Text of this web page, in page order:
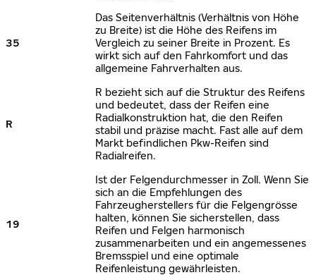
35
Das Seitenverhältnis (Verhältnis von Höhe
zu Breite) ist die Höhe des Reifens im
Vergleich zu seiner Breite in Prozent. Es
wirkt sich auf den Fahrkomfort und das
allgemeine Fahrverhalten aus.
R
R bezieht sich auf die Struktur des Reifens
und bedeutet, dass der Reifen eine
Radialkonstruktion hat, die den Reifen
stabil und präzise macht. Fast alle auf dem
Markt befindlichen Pkw-Reifen sind
Radialreifen.
19
Ist der Felgendurchmesser in Zoll. Wenn Sie
sich an die Empfehlungen des
Fahrzeugherstellers für die Felgengrösse
halten, können Sie sicherstellen, dass
Reifen und Felgen harmonisch
zusammenarbeiten und ein angemessenes
Bremsspiel und eine optimale
Reifenleistung gewährleisten.